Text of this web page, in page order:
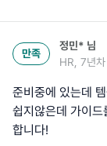
만족
정민* 님
HR, 7년차
준비중에 있는데
쉽지않은데 가이
합니다!